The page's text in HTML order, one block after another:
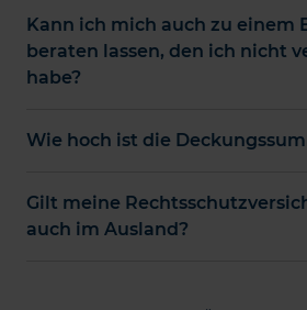
Kann ich mich auch zu einem
beraten lassen, den ich nicht
habe?
Wie hoch ist die
Gilt meine
auch im Ausland?